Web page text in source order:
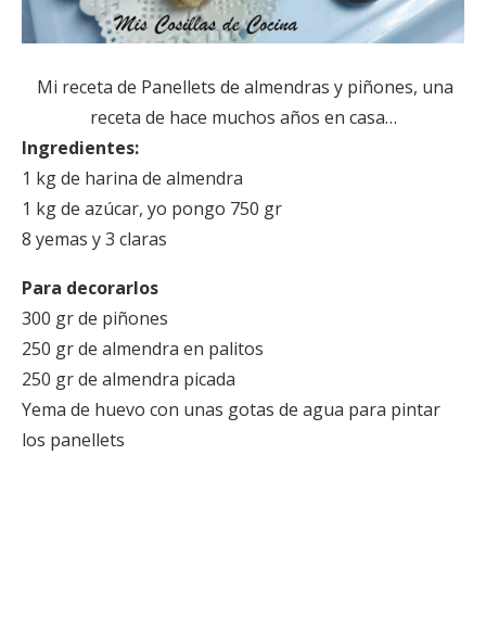
Mi receta de Panellets de almendras y piñones, una
receta de hace muchos años en casa…
Ingredientes:
1 kg de harina de almendra
1 kg de azúcar, yo pongo 750 gr
8 yemas y 3 claras
Para decorarlos
300 gr de piñones
250 gr de almendra en palitos
250 gr de almendra picada
Yema de huevo con unas gotas de agua para pintar
los panellets